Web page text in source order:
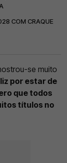
COM CRAQUE
se muito
por estar de
que todos
títulos no